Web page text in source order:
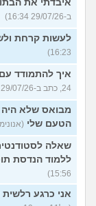
איבדתי את
ב-29/07/26 16:34)
לעשות קרחת
16:23)
איך להתמודד
24, כתב ב-29/07/26 16:14)
מבואס שלא היה
הטעם שלי (אנונימי, בן 25, כתב ב-
שאלה
ללמוד הנדסת
15:56)
אני כרגע